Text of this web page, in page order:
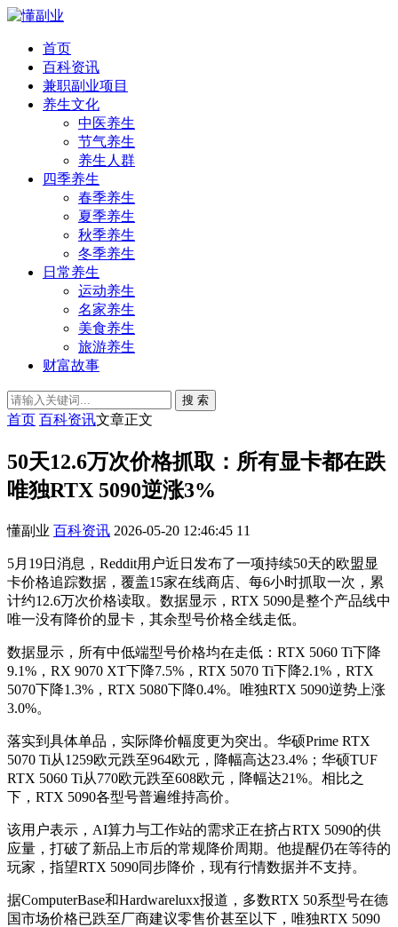
首页
百科资讯
兼职副业项目
养生文化
中医养生
节气养生
养生人群
四季养生
春季养生
夏季养生
秋季养生
冬季养生
日常养生
运动养生
名家养生
美食养生
旅游养生
财富故事
搜 索
首页 百科资讯文章正文
50天12.6万次价格抓取：所有显卡都在跌
唯独RTX 5090逆涨3%
懂副业 百科资讯 2026-05-20 12:46:45 11
5月19日消息，Reddit用户近日发布了一项持续50天的欧盟显
卡价格追踪数据，覆盖15家在线商店、每6小时抓取一次，累
计约12.6万次价格读取。数据显示，RTX 5090是整个产品线中
唯一没有降价的显卡，其余型号价格全线走低。
数据显示，所有中低端型号价格均在走低：RTX 5060 Ti下降
9.1%，RX 9070 XT下降7.5%，RTX 5070 Ti下降2.1%，RTX
5070下降1.3%，RTX 5080下降0.4%。唯独RTX 5090逆势上涨
3.0%。
落实到具体单品，实际降价幅度更为突出。华硕Prime RTX
5070 Ti从1259欧元跌至964欧元，降幅高达23.4%；华硕TUF
RTX 5060 Ti从770欧元跌至608欧元，降幅达21%。相比之
下，RTX 5090各型号普遍维持高价。
该用户表示，AI算力与工作站的需求正在挤占RTX 5090的供
应量，打破了新品上市后的常规降价周期。他提醒仍在等待的
玩家，指望RTX 5090同步降价，现有行情数据并不支持。
据ComputerBase和Hardwareluxx报道，多数RTX 50系型号在德
国市场价格已跌至厂商建议零售价甚至以下，唯独RTX 5090